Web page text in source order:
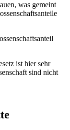
was gemeint
ist hier sehr
sind nicht